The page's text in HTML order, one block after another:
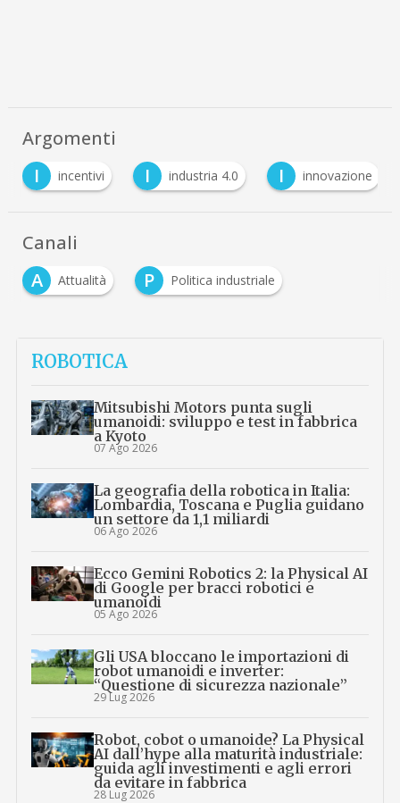
Argomenti
I
incentivi I industria 4.0 I innovazione
Canali
A
Attualità P Politica industriale
ROBOTICA
Mitsubishi Motors punta sugli
umanoidi: sviluppo e test in fabbrica
a Kyoto
07 Ago 2026
La geografia della robotica in Italia:
Lombardia, Toscana e Puglia guidano
un settore da 1,1 miliardi
06 Ago 2026
Ecco Gemini Robotics 2: la Physical AI
di Google per bracci robotici e
umanoidi
05 Ago 2026
Gli USA bloccano le importazioni di
robot umanoidi e inverter:
“Questione di sicurezza nazionale”
29 Lug 2026
Robot, cobot o umanoide? La Physical
AI dall’hype alla maturità industriale:
guida agli investimenti e agli errori
da evitare in fabbrica
28 Lug 2026